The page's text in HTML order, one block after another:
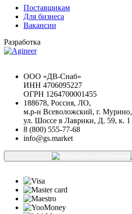
Поставщикам
Для бизнеса
Вакансии
Разработка
ООО «ДВ-Снаб»
ИНН 4706095227
ОГРН 1264700001455
188678, Россия, ЛО,
м.р-н Всеволожский, г. Мурино,
ул. Шоссе в Лаврики, Д. 59, к. 1
8 (800) 555-77-68
info@gs.market